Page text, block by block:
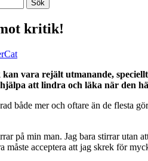
kritik!
Cat
vara rejält utmanande,
att lindra och läka när den
både mer och oftare än de flesta
på min man. Jag bara stirrar
måste acceptera att jag skrek för